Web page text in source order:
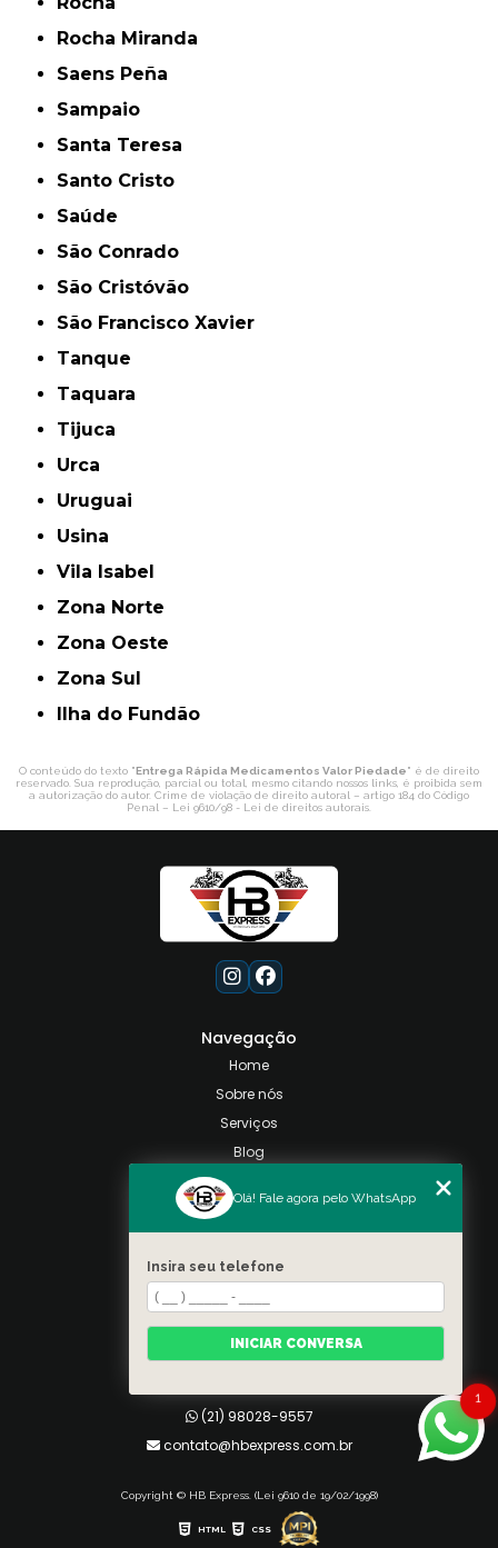
Rocha Miranda
Saens Peña
Sampaio
Santa Teresa
Santo Cristo
Saúde
São Conrado
São Cristóvão
São Francisco Xavier
Tanque
Taquara
Tijuca
Urca
Uruguai
Usina
Vila Isabel
Zona Norte
Zona Oeste
Zona Sul
ilha do Fundão
O conteúdo do texto " Entrega Rápida Medicamentos Valor Piedade" é de direito
reservado. Sua reprodução, parcial ou total, mesmo citando nossos links, é proibida sem
a autorização do autor. Crime de violação de direito autoral – artigo 184 do Código
Penal – Lei 9610/98 - Lei de direitos autorais.
Navegação
Home
Sobre nós
Serviços
Blog
Categorias
Mapa do site
Contato
Taquara, Rio de Janeiro
(21) 98028-9557
(21) 98028-9557
contato@hbexpress.com.br
Copyright © HB Express. (Lei 9610 de 19/02/1998)
HTML CSS
1
Olá! Fale agora pelo WhatsApp
Insira seu telefone
INICIAR CONVERSA